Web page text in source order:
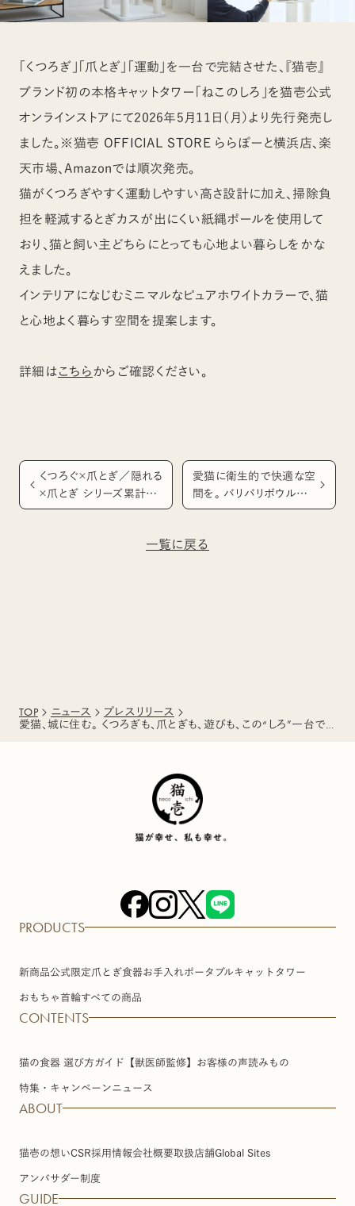
「くつろぎ」「爪とぎ」「運動」を一台で完結させた、『猫壱』
ブランド初の本格キャットタワー「ねこのしろ」を猫壱公式
オンラインストアにて2026年5月11日（月）より先行発売し
ました。※猫壱 OFFICIAL STORE ららぽーと横浜店、楽
天市場、Amazonでは順次発売。
猫がくつろぎやすく運動しやすい高さ設計に加え、掃除負
担を軽減するとぎカスが出にくい紙縄ポールを使用して
おり、猫と飼い主どちらにとっても心地よい暮らしをかな
えました。
インテリアになじむミニマルなピュアホワイトカラーで、猫
と心地よく暮らす空間を提案します。
詳細は こちら からご確認ください。
くつろぐ×爪とぎ／隠れる
×爪とぎ シリーズ累計販
売数95万個「バリバリシリ
一覧に戻る
愛猫に衛生的で快適な空
間を。 バリバリボウルと
の組み合わせで “モフモ
身！ 4wayベッド「モフリ
TOP ニュース
プレスリリース
愛猫、城に住む。 くつろぎも、爪とぎも、遊びも、この“しろ”一台で！ 真っ白なキャットタワー「ねこのしろ」新発売
PRODUCTS
新商品公式限定 爪とぎ食器お手入れポータブル キャットタワー
おもちゃ首輪すべての商品
CONTENTS
猫の食器 選び方ガイド【獣医師監修】 お客様の声読みもの
特集・キャンペーンニュース
ABOUT
猫壱の想いCSR採用情報会社概要取扱店舗Global Sites
アンバサダー制度
GUIDE